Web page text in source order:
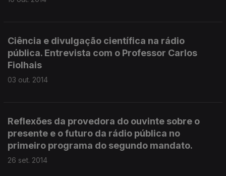
Ciência e divulgação científica na rádio
pública. Entrevista com o Professor Carlos
Fiolhais
03 out. 2014
Reflexões da provedora do ouvinte sobre o
presente e o futuro da rádio pública no
primeiro programa do segundo mandato.
26 set. 2014